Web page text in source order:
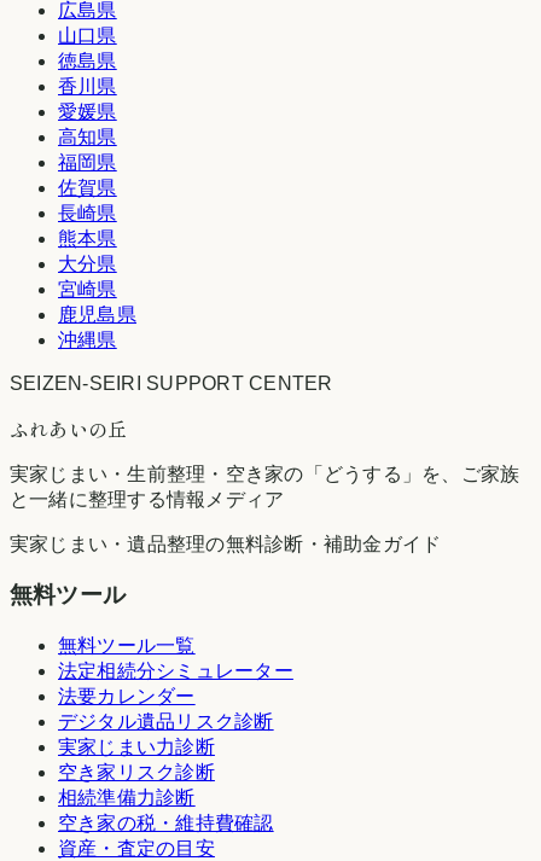
広島県
山口県
徳島県
香川県
愛媛県
高知県
福岡県
佐賀県
長崎県
熊本県
大分県
宮崎県
鹿児島県
沖縄県
SEIZEN-SEIRI SUPPORT CENTER
ふれあいの丘
実家じまい・生前整理・空き家の「どうする」を、ご家族
と一緒に整理する情報メディア
実家じまい・遺品整理の無料診断・補助金ガイド
無料ツール
無料ツール一覧
法定相続分シミュレーター
法要カレンダー
デジタル遺品リスク診断
実家じまい力診断
空き家リスク診断
相続準備力診断
空き家の税・維持費確認
資産・査定の目安